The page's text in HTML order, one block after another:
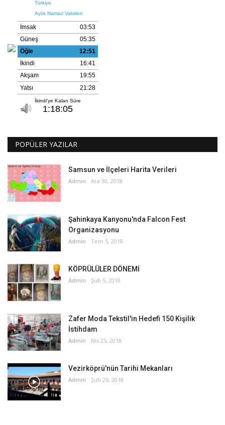
POPÜLER YAZILAR
Samsun ve İlçeleri Harita Verileri
Admin Ara 30, 2018
Şahinkaya Kanyonu'nda Falcon Fest
Organizasyonu
Admin Tem 5, 2018
KÖPRÜLÜLER DÖNEMİ
Admin Şub 5, 2018
Zafer Moda Tekstil'in Hedefi 150 Kişilik
İstihdam
Admin Nis 25, 2018
Vezirköprü'nün Tarihi Mekanları
Admin Şub 26, 2018